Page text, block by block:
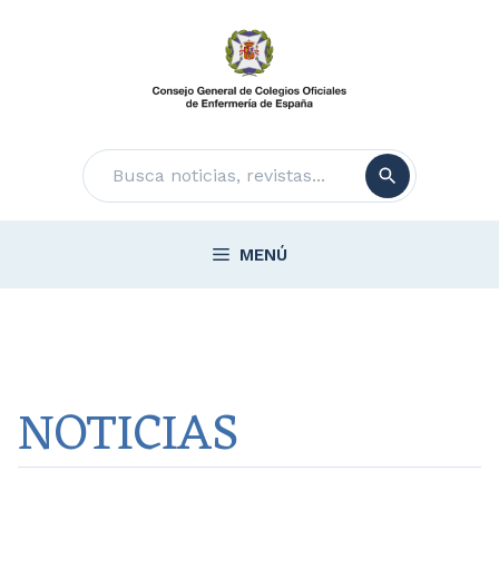
Buscar
MENÚ
NOTICIAS